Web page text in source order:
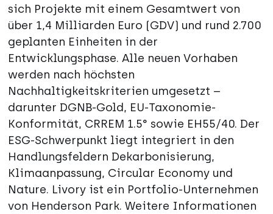
sich Projekte mit einem Gesamtwert von
über 1,4 Milliarden Euro (GDV) und rund 2.700
geplanten Einheiten in der
Entwicklungsphase. Alle neuen Vorhaben
werden nach höchsten
Nachhaltigkeitskriterien umgesetzt –
darunter DGNB-Gold, EU-Taxonomie-
Konformität, CRREM 1.5° sowie EH55/40. Der
ESG-Schwerpunkt liegt integriert in den
Handlungsfeldern Dekarbonisierung,
Klimaanpassung, Circular Economy und
Nature. Livory ist ein Portfolio-Unternehmen
von Henderson Park. Weitere Informationen